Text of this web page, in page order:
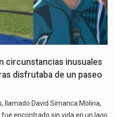
circunstancias inusuales
disfrutaba de un paseo
llamado David Simanca Molina,
encontrado sin vida en un lago